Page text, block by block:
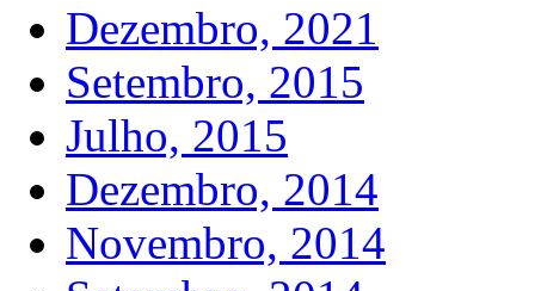
Dezembro, 2021
Setembro, 2015
Julho, 2015
Dezembro, 2014
Novembro, 2014